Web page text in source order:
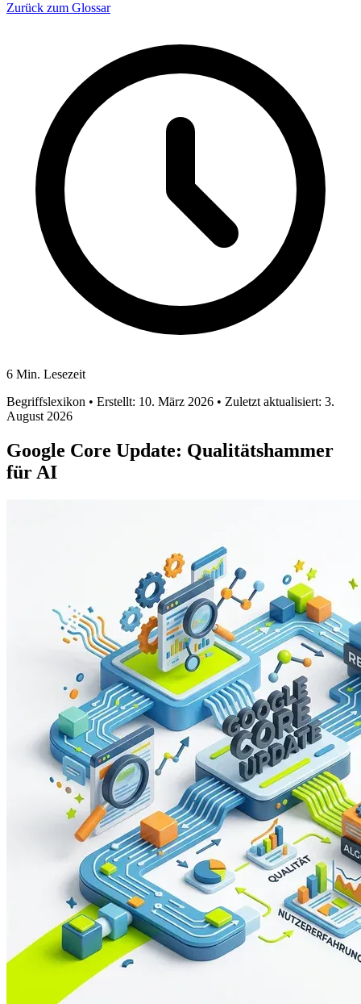
Zurück zum Glossar
6 Min. Lesezeit
Begriffslexikon • Erstellt: 10. März 2026 • Zuletzt aktualisiert: 3.
August 2026
Google Core Update: Qualitätshammer
für AI